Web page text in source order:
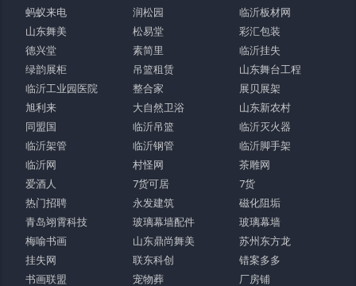
蚂蚁来电
润松园
临沂板材网
山东舞美
松易堂
彩汇包装
德兴堂
素简里
临沂挂失
绿韵展柜
吊篮租赁
山东舞台工程
临沂工业园医院
整合家
展贝展架
旭利来
大自然卫浴
山东新农村
同盟国
临沂吊篮
临沂灭火器
临沂架管
临沂钢管
临沂脚手架
临沂网
村怪网
茶雕网
爱酒人
7货可居
7货
热门招聘
永发建筑
磁化阻垢
青岛翊霄科技
玻璃幕墙配件
玻璃幕墙
梅喻书画
山东鼎尚舞美
苏州东方龙
挂失网
联东科创
错案多多
书画联盟
宠物葬
厂房铺